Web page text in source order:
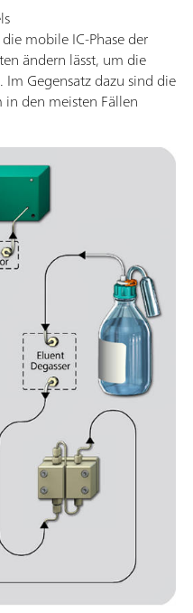
mobile IC-Phase der
ändern lässt, um die
Gegensatz dazu sind die
in den meisten Fällen